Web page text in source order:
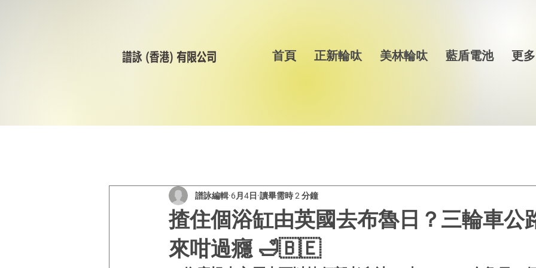
首頁 正新輪呔 美林輪呔 藍盾電池 更多
揸住個浴缸由英國去布魯日？三輪車公
來咁過癮 🛁🇧🇪
譜詠編輯 6月4日 讀畢需時 2 分鐘